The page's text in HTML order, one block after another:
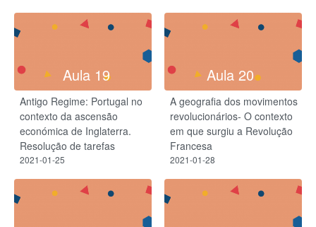
Aula 19
Antigo Regime: Portugal no
contexto da ascensão
económica de Inglaterra.
Resolução de tarefas
2021-01-25
Aula 20
A geografia dos movimentos
revolucionários- O contexto
em que surgiu a Revolução
Francesa
2021-01-28